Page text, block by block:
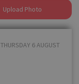
Upload Photo
THURSDAY 6 AUGUST